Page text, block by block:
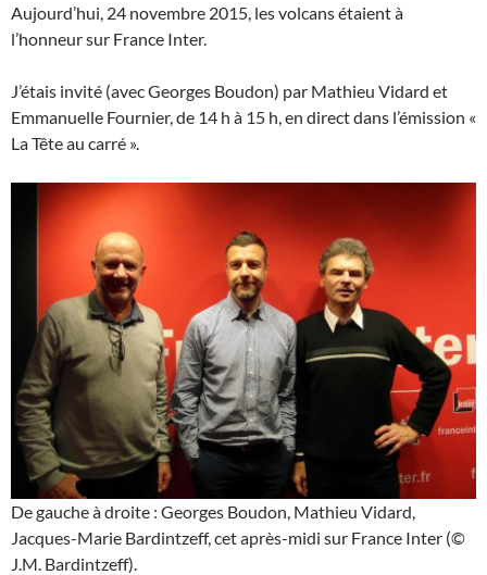
Aujourd’hui, 24 novembre 2015, les volcans étaient à
l’honneur sur France Inter.
J’étais invité (avec Georges Boudon) par Mathieu Vidard et
Emmanuelle Fournier, de 14 h à 15 h, en direct dans l’émission «
La Tête au carré ».
De gauche à droite : Georges Boudon, Mathieu Vidard,
Jacques-Marie Bardintzeff, cet après-midi sur France Inter (©
J.M. Bardintzeff).